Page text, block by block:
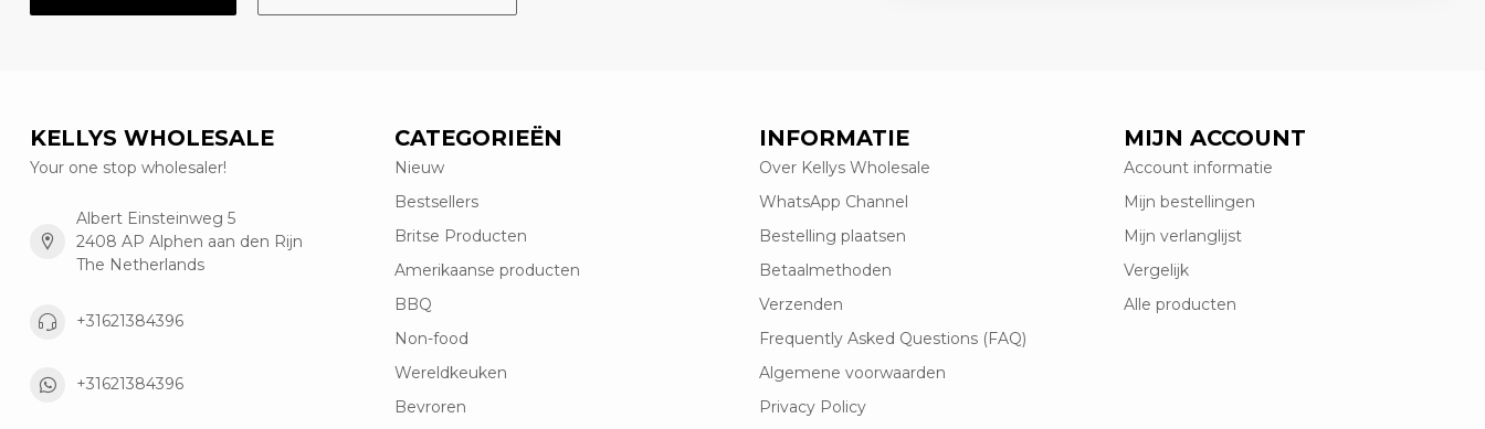
KELLYS WHOLESALE
Your one stop wholesaler!
Albert Einsteinweg 5
2408 AP Alphen aan den Rijn
The Netherlands
+31621384396
+31621384396
CATEGORIEËN
Nieuw
Bestsellers
Britse Producten
Amerikaanse producten
BBQ
Non-food
Wereldkeuken
Bevroren
INFORMATIE
Over Kellys Wholesale
WhatsApp Channel
Bestelling plaatsen
Betaalmethoden
Verzenden
Frequently Asked Questions (FAQ)
Algemene voorwaarden
Privacy Policy
MIJN ACCOUNT
Account informatie
Mijn bestellingen
Mijn verlanglijst
Vergelijk
Alle producten